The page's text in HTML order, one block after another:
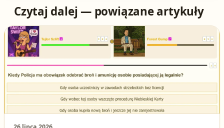
Czytaj dalej — powiązane artykuły